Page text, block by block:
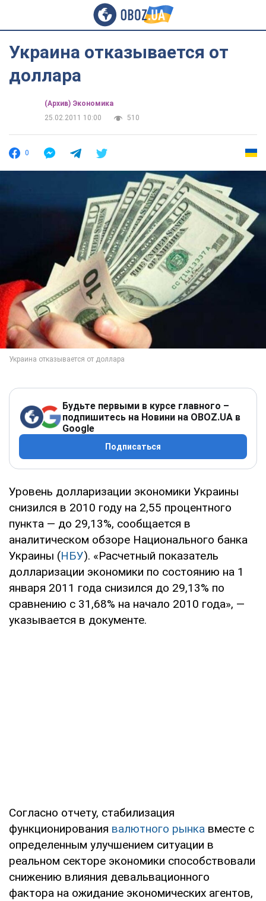
Украина отказывается от
доллара
(Архив) Экономика
25.02.2011 10:00
510
0
Будьте первыми в курсе главного –
подпишитесь на Новини на OBOZ.UA в
Google
Подписаться
Уровень долларизации экономики Украины
снизился в 2010 году на 2,55 процентного
пункта — до 29,13%, сообщается в
аналитическом обзоре Национального банка
Украины (НБУ). «Расчетный показатель
долларизации экономики по состоянию на 1
января 2011 года снизился до 29,13% по
сравнению с 31,68% на начало 2010 года», —
указывается в документе.
Согласно отчету, стабилизация
функционирования валютного рынка вместе с
определенным улучшением ситуации в
реальном секторе экономики способствовали
снижению влияния девальвационного
фактора на ожидание экономических агентов,